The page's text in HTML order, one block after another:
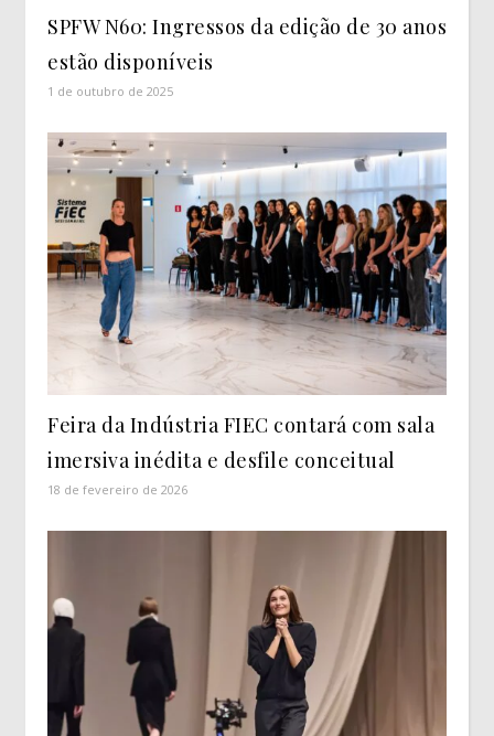
SPFW N60: Ingressos da edição de 30 anos
estão disponíveis
1 de outubro de 2025
Feira da Indústria FIEC contará com sala
imersiva inédita e desfile conceitual
18 de fevereiro de 2026